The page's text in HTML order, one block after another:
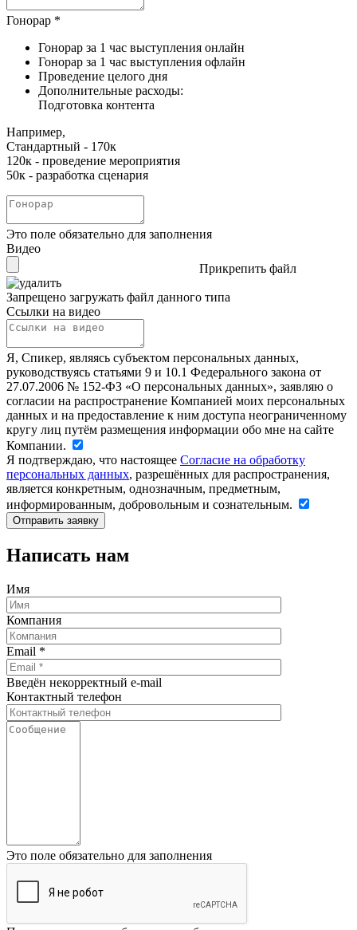
Гонорар *
Гонорар за 1 час выступления онлайн
Гонорар за 1 час выступления офлайн
Проведение целого дня
Дополнительные расходы:
Подготовка контента
Например,
Стандартный - 170к
120к - проведение мероприятия
50к - разработка сценария
Это поле обязательно для заполнения
Видео
Прикрепить файл
Запрещено загружать файл данного типа
Ссылки на видео
Я, Спикер, являясь субъектом персональных данных,
руководствуясь статьями 9 и 10.1 Федерального закона от
27.07.2006 № 152-ФЗ «О персональных данных», заявляю о
согласии на распространение Компанией моих персональных
данных и на предоставление к ним доступа неограниченному
кругу лиц путём размещения информации обо мне на сайте
Компании.
Я подтверждаю, что настоящее Согласие на обработку
персональных данных, разрешённых для распространения,
является конкретным, однозначным, предметным,
информированным, добровольным и сознательным.
Написать нам
Имя
Компания
Email *
Введён некорректный e-mail
Контактный телефон
Это поле обязательно для заполнения